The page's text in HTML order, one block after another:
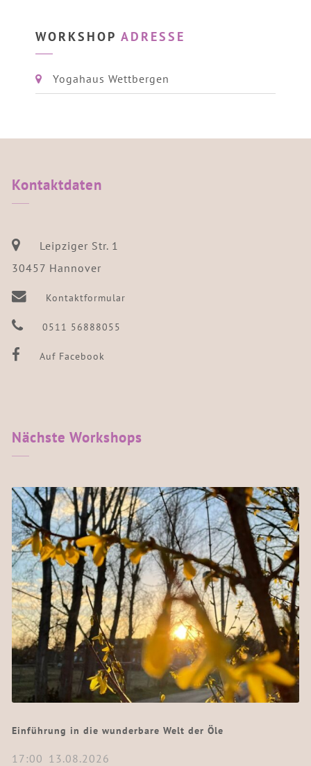
WORKSHOP ADRESSE
Yogahaus Wettbergen
Kontaktdaten
Leipziger Str. 1
30457 Hannover
Kontaktformular
0511 56888055
Auf Facebook
Nächste Workshops
Einführung in die wunderbare Welt der Öle
17:00 13.08.2026